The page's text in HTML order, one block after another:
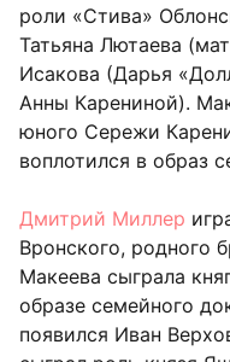
роли «Стива»
Татьяна Лютаева
Исакова (Дарья
Анны Карениной).
юного Сережи
воплотился в образ
Дмитрий Миллер
Вронского, родного
Макеева сыграла
образе семейного
появился Иван